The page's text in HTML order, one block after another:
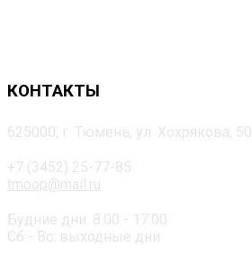
КОНТАКТЫ
625000, г. Тюмень, ул. Хохрякова, 50
+7 (3452) 25-77-85
tmoop@mail.ru
Будние дни: 8:00 - 17:00
Сб - Вс: выходные дни